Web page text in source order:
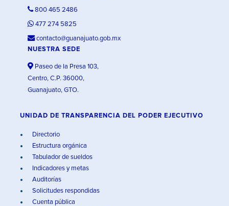
800 465 2486
477 274 5825
contacto@guanajuato.gob.mx
NUESTRA SEDE
Paseo de la Presa 103,
Centro, C.P. 36000,
Guanajuato, GTO.
UNIDAD DE TRANSPARENCIA DEL PODER EJECUTIVO
Directorio
Estructura orgánica
Tabulador de sueldos
Indicadores y metas
Auditorías
Solicitudes respondidas
Cuenta pública